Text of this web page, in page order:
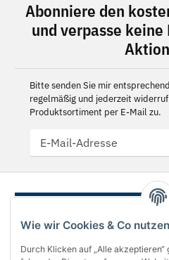
Wie wir Cookies & Co nutzen
Durch Klicken auf „Alle akzeptieren“
Abonniere den
und verpasse
Bitte senden Sie mir
regelmäßig und jederzeit
Produktsortiment per E-Mail zu.